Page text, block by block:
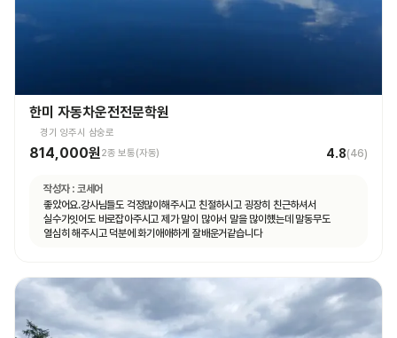
한미 자동차운전전문학원
경기 양주시 삼숭로
814,000원2종 보통(자동) 4.8(46)
작성자 : 코세어
좋았어요.강사님들도 걱정많이해주시고 친절하시고 굉장히 친근하셔서
실수가잇어도 바로잡아주시고 제가 말이 많아서 말을 많이헀는데 말동무도
열심히 해주시고 덕분에 화기애애하게 잘배운거같습니다